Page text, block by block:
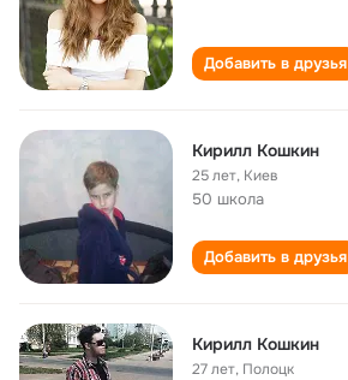
Добавить в друзья
Kирилл Кошкин
25 лет, Киев
50 школа
Добавить в друзья
Кирилл Кошкин
27 лет, Полоцк